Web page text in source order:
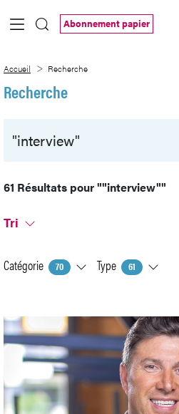
Saut au contenu principal
Abonnement papier
Accueil Recherche
Recherche
61 Résultats pour""interview""
Tri
Catégorie 70 Type 61